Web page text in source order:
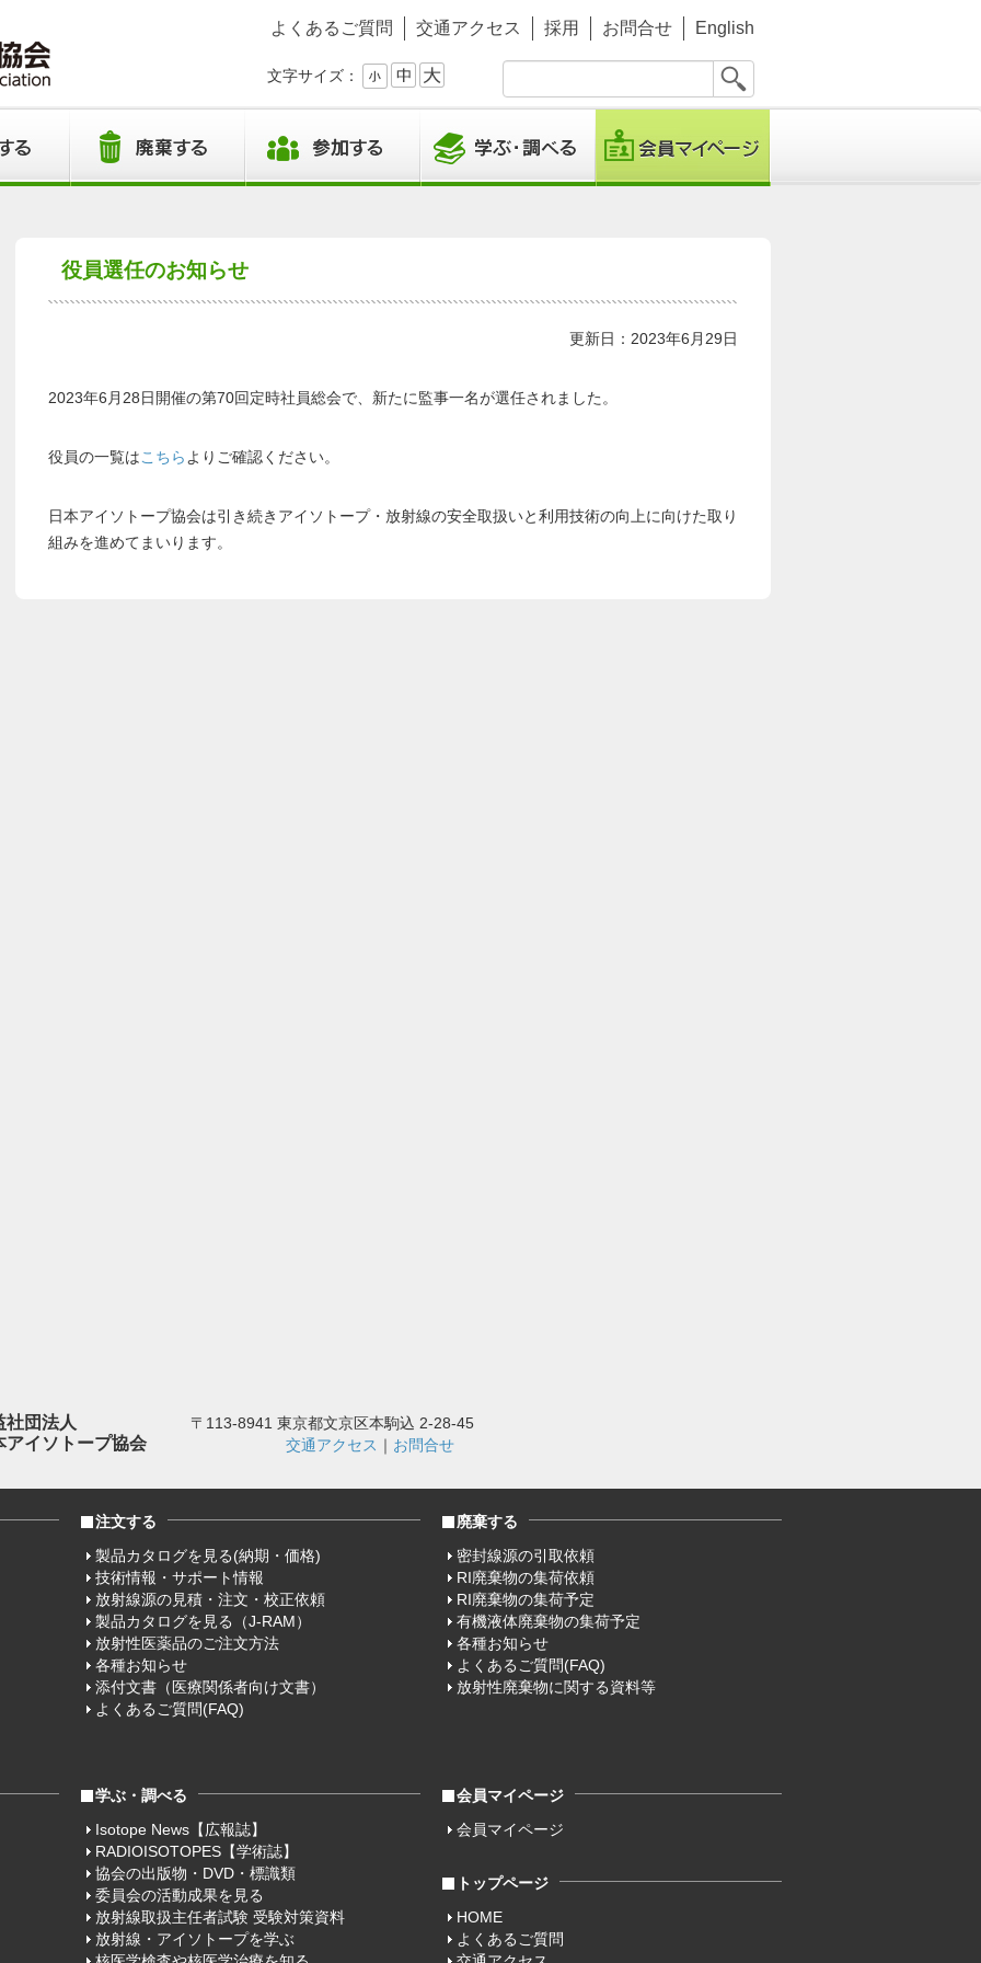
よくあるご質問 交通アクセス 採用 お問合せ English
文字サイズ：
役員選任のお知らせ
更新日：2023年6月29日
2023年6月28日開催の第70回定時社員総会で、新たに監事一名が選任されました。
役員の一覧はこちら よりご確認ください。
日本アイソトープ協会は引き続きアイソトープ・放射線の安全取扱いと利用技術の向上に向けた取り
組みを進めてまいります。
社団法人
アイソトープ協会
〒113-8941 東京都文京区本駒込 2-28-45
交通アクセス ｜ お問合せ
注文する
製品カタログを見る(納期・価格)
技術情報・サポート情報
放射線源の見積・注文・校正依頼
製品カタログを見る（J-RAM）
放射性医薬品のご注文方法
各種お知らせ
添付文書（医療関係者向け文書）
よくあるご質問(FAQ)
廃棄する
密封線源の引取依頼
RI廃棄物の集荷依頼
RI廃棄物の集荷予定
有機液体廃棄物の集荷予定
各種お知らせ
よくあるご質問(FAQ)
放射性廃棄物に関する資料等
学ぶ・調べる
Isotope News【広報誌】
RADIOISOTOPES【学術誌】
協会の出版物・DVD・標識類
委員会の活動成果を見る
放射線取扱主任者試験 受験対策資料
放射線・アイソトープを学ぶ
会員マイページ
会員マイページ
トップページ
HOME
よくあるご質問